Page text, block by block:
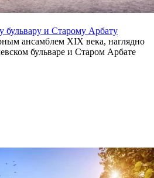
бульвару и Старому Арбату
ансамблем XIX века, наглядно
бульваре и Старом Арбате